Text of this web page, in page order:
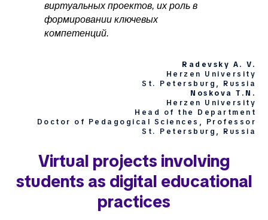
виртуальных проектов, их роль в
формировании ключевых
компетенций.
Radevsky A. V.
Herzen University
St. Petersburg, Russia
Noskova T.N.
Herzen University
Head of the Department
Doctor of Pedagogical Sciences, Professor
St. Petersburg, Russia
Virtual projects involving
students as digital educational
practices